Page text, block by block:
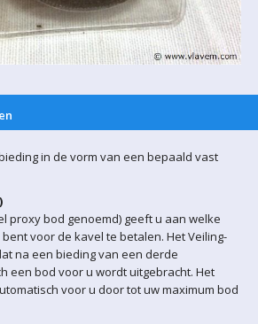
in de vorm van een bepaald vast
proxy bod genoemd) geeft u aan welke
voor de kavel te betalen. Het Veiling-
na een bieding van een derde
een bod voor u wordt uitgebracht. Het
voor u door tot uw maximum bod